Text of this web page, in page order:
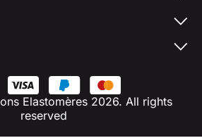
Elastomères 2026. All rights
reserved